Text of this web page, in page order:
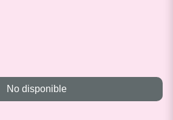
No disponible